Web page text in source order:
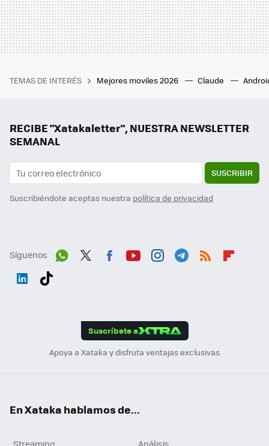
TEMAS DE INTERÉS Mejores moviles 2026 Claude
RECIBE "Xatakaletter", NUESTRA NEWSLETTER
SEMANAL
SUSCRIBIR
Suscribiéndote aceptas nuestra política de privacidad
Síguenos
Suscríbete a
Apoya a Xataka y disfruta ventajas exclusivas
En Xataka hablamos de...